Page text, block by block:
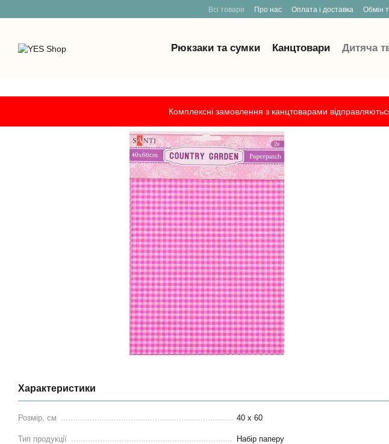
Комплексні замовлення з канцтоварами
Всі товари Про нас Оплата і доставка Обмін
Рюкзаки та сумки Канцтовари Дитяча
Характеристики
Розмір, см 40 х 60
Тип продукції Набір паперу